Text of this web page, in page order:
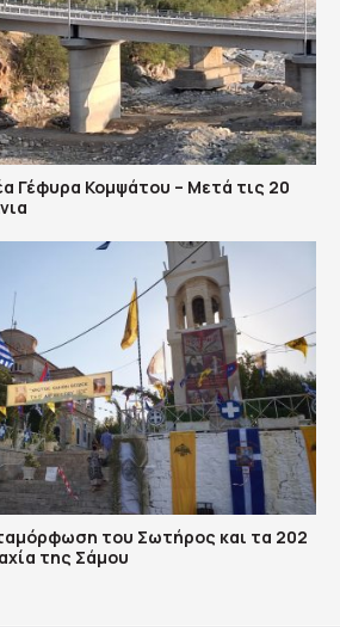
Γέφυρα Κομψάτου – Μετά τις 20
του Σωτήρος και τα 202
της Σάμου